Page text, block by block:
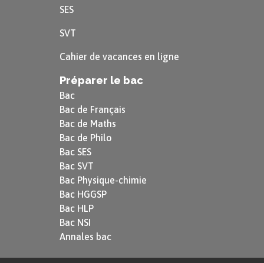
SES
SVT
Cahier de vacances en ligne
Préparer le bac
Bac
Bac de Français
Bac de Maths
Bac de Philo
Bac SES
Bac SVT
Bac Physique-chimie
Bac HGGSP
Bac HLP
Bac NSI
Annales bac